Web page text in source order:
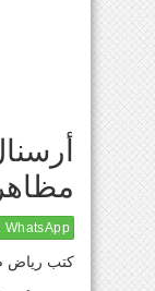
WhatsApp
كتب رياض